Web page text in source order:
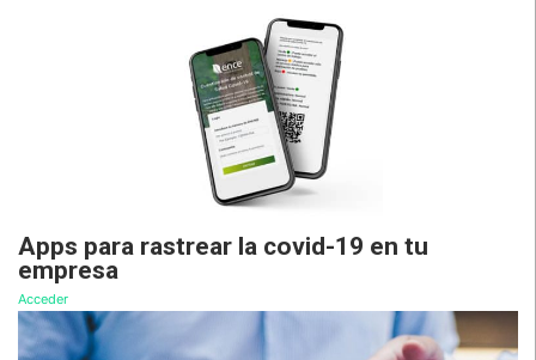
Apps para rastrear la covid-19 en tu
empresa
Acceder